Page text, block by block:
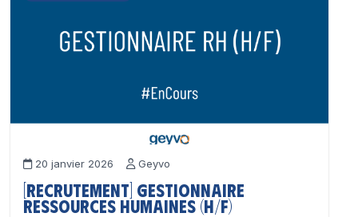
20 janvier 2026 Geyvo
[Recrutement] Gestionnaire
Ressources Humaines (H/F)